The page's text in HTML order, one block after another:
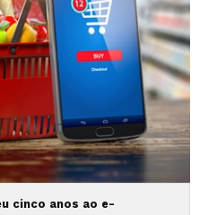
cinco anos ao e-